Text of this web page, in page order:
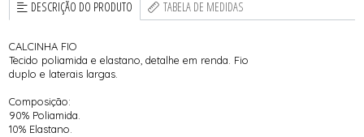
DESCRIÇÃO DO PRODUTO TABELA DE MEDIDAS
CALCINHA FIO
Tecido poliamida e elastano, detalhe em renda. Fio
duplo e laterais largas.
Composição:
90% Poliamida.
10% Elastano.